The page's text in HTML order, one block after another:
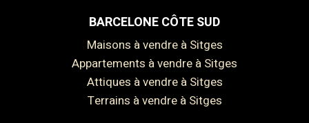
BARCELONE CÔTE SUD
Maisons à vendre à Sitges
Appartements à vendre à Sitges
Attiques à vendre à Sitges
Terrains à vendre à Sitges